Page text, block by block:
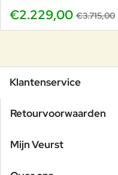
€2.229,00 €3.715,00
Klantenservice
Retourvoorwaarden
Mijn Veurst